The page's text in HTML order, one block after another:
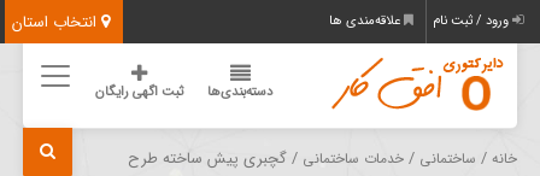
انتخاب استان ورود / ثبت نام علاقه‌مندی ها
دسته‌بندی‌ها ثبت اگهی رایگان
خانه / ساختمانی /خدمات ساختمانی / گچبری پیش ساخته طرح